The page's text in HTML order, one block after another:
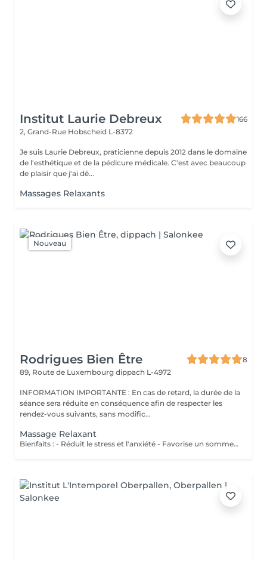
Institut Laurie Debreux
166
2, Grand-Rue Hobscheid L-8372
Je suis Laurie Debreux, praticienne depuis 2012 dans le domaine
de l'esthétique et de la pédicure médicale. C'est avec beaucoup
de plaisir que j'ai dé...
Massages Relaxants
Nouveau
Rodrigues Bien Être
8
89, Route de Luxembourg dippach L-4972
INFORMATION IMPORTANTE : En cas de retard, la durée de la
séance sera réduite en conséquence afin de respecter les
rendez-vous suivants, sans modific...
Massage Relaxant
Bienfaits : - Réduit le stress et l'anxiété - Favorise un sommeil réparateur - Soulage les tensions musculaires - Procure une profonde sensation de bien-être